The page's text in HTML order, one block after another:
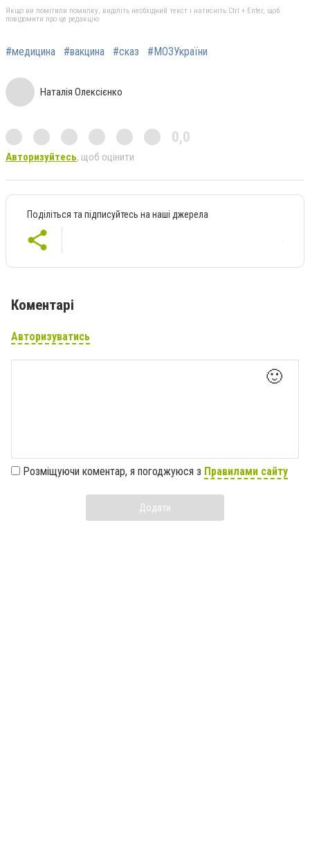
Якщо ви помітили помилку, виділіть необхідний текст і натисніть Ctrl + Enter, щоб
повідомити про це редакцію
#медицина #вакцина #сказ #МОЗУкраїни
Наталія Олексієнко
0,0
Авторизуйтесь, щоб оцінити
Поділіться та підписуйтесь на наші джерела
Коментарі
Авторизуватись
🙂
Розміщуючи коментар, я погоджуюся з Правилами сайту
Додати